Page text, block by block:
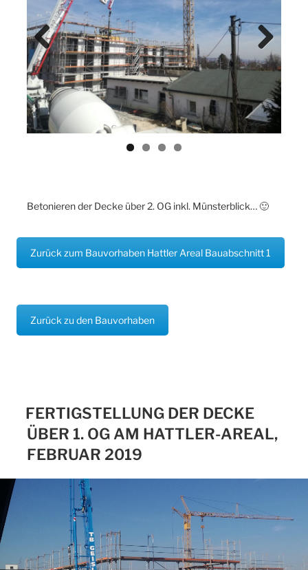
Previ
ous
Next
Betonieren der Decke über 2. OG inkl. Münsterblick… 🙂
Zurück zum Bauvorhaben Hattler Areal Bauabschnitt 1
Zurück zu den Bauvorhaben
FERTIGSTELLUNG DER DECKE
ÜBER 1. OG AM HATTLER-AREAL,
FEBRUAR 2019